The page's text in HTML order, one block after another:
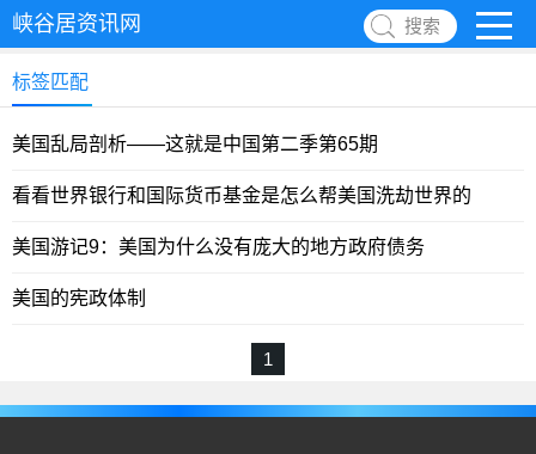
峡谷居资讯网 搜索
标签匹配
美国乱局剖析——这就是中国第二季第65期
看看世界银行和国际货币基金是怎么帮美国洗劫世界的
美国游记9：美国为什么没有庞大的地方政府债务
美国的宪政体制
1